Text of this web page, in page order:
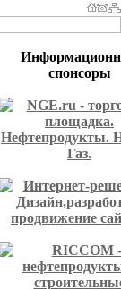
спонсоры